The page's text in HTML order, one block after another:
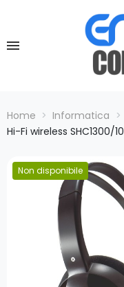
Home Informatica
Hi-Fi wireless SHC1300/10
Non disponibile